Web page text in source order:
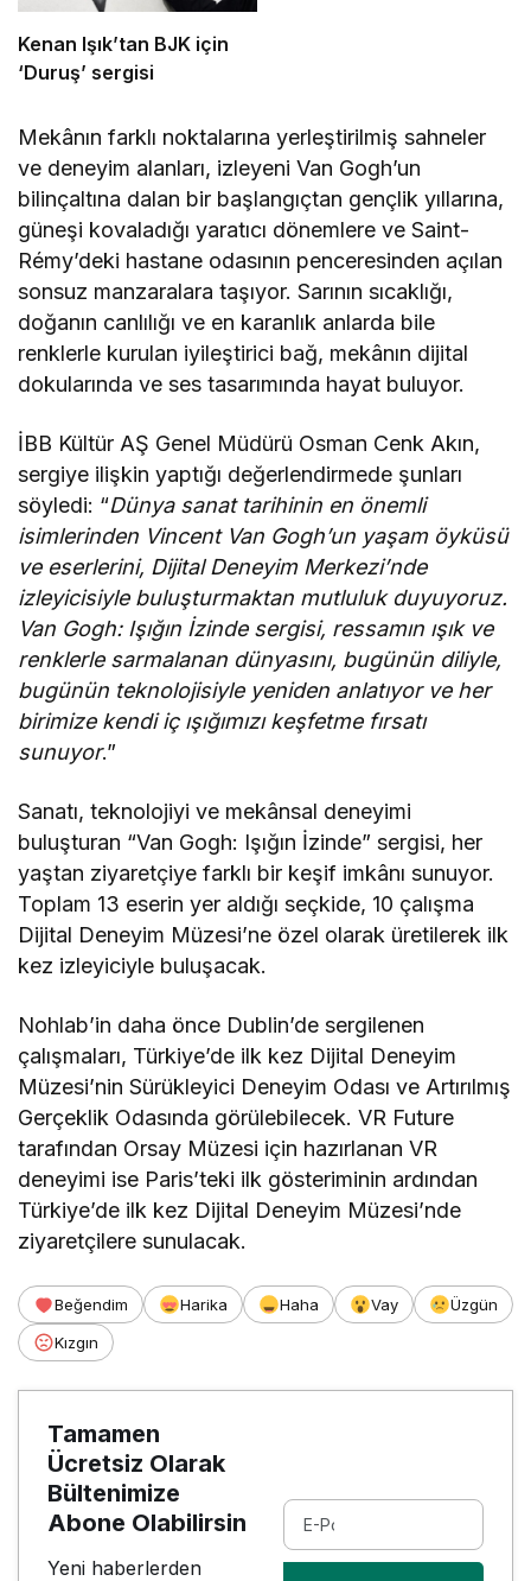
Kenan Işık’tan BJK için
‘Duruş’ sergisi
Mekânın farklı noktalarına yerleştirilmiş sahneler
ve deneyim alanları, izleyeni Van Gogh’un
bilinçaltına dalan bir başlangıçtan gençlik yıllarına,
güneşi kovaladığı yaratıcı dönemlere ve Saint-
Rémy’deki hastane odasının penceresinden açılan
sonsuz manzaralara taşıyor. Sarının sıcaklığı,
doğanın canlılığı ve en karanlık anlarda bile
renklerle kurulan iyileştirici bağ, mekânın dijital
dokularında ve ses tasarımında hayat buluyor.
İBB Kültür AŞ Genel Müdürü Osman Cenk Akın,
sergiye ilişkin yaptığı değerlendirmede şunları
söyledi: “Dünya sanat tarihinin en önemli
isimlerinden Vincent Van Gogh’un yaşam öyküsü
ve eserlerini, Dijital Deneyim Merkezi’nde
izleyicisiyle buluşturmaktan mutluluk duyuyoruz.
Van Gogh: Işığın İzinde sergisi, ressamın ışık ve
renklerle sarmalanan dünyasını, bugünün diliyle,
bugünün teknolojisiyle yeniden anlatıyor ve her
birimize kendi iç ışığımızı keşfetme fırsatı
sunuyor.”
Sanatı, teknolojiyi ve mekânsal deneyimi
buluşturan “Van Gogh: Işığın İzinde” sergisi, her
yaştan ziyaretçiye farklı bir keşif imkânı sunuyor.
Toplam 13 eserin yer aldığı seçkide, 10 çalışma
Dijital Deneyim Müzesi’ne özel olarak üretilerek ilk
kez izleyiciyle buluşacak.
Nohlab’in daha önce Dublin’de sergilenen
çalışmaları, Türkiye’de ilk kez Dijital Deneyim
Müzesi’nin Sürükleyici Deneyim Odası ve Artırılmış
Gerçeklik Odasında görülebilecek. VR Future
tarafından Orsay Müzesi için hazırlanan VR
deneyimi ise Paris’teki ilk gösteriminin ardından
Türkiye’de ilk kez Dijital Deneyim Müzesi’nde
ziyaretçilere sunulacak.
Beğendim Harika Haha Vay
Üzgün
Kızgın
Tamamen
Ücretsiz Olarak
Bültenimize
Abone Olabilirsin
Yeni haberlerden